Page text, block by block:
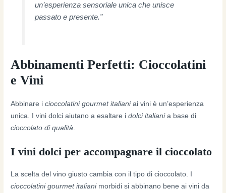
un’esperienza sensoriale unica che unisce
passato e presente.”
Abbinamenti Perfetti: Cioccolatini
e Vini
Abbinare icioccolatini gourmet italianiai vini è un’esperienza
unica. I vini dolci aiutano a esaltare idolci italiania base di
cioccolato di qualità
I vini dolci per accompagnare il cioccolato
La scelta del vino giusto cambia con il tipo di cioccolato. I
cioccolatini gourmet italianimorbidi si abbinano bene ai vini da